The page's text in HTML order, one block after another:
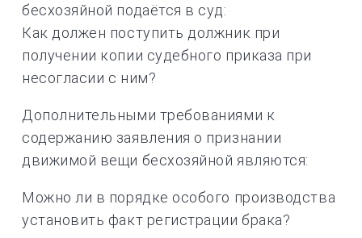
бесхозяйной подаётся в суд:
Как должен поступить должник при
получении копии судебного приказа при
несогласии с ним?
Дополнительными требованиями к
содержанию заявления о признании
движимой вещи бесхозяйной являются:
Можно ли в порядке особого производства
установить факт регистрации брака?